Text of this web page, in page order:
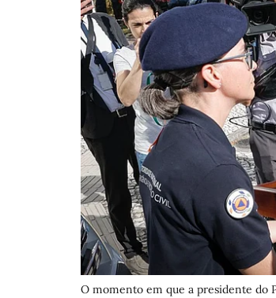
O momento em que a presidente do